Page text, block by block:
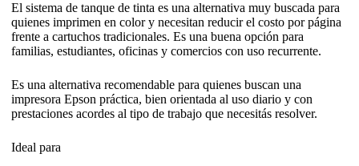
El sistema de tanque de tinta es una alternativa muy buscada para
quienes imprimen en color y necesitan reducir el costo por página
frente a cartuchos tradicionales. Es una buena opción para
familias, estudiantes, oficinas y comercios con uso recurrente.
Es una alternativa recomendable para quienes buscan una
impresora Epson práctica, bien orientada al uso diario y con
prestaciones acordes al tipo de trabajo que necesitás resolver.
Ideal para